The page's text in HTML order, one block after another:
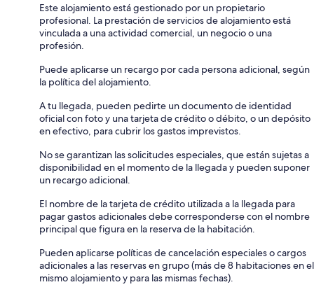
Este alojamiento está gestionado por un propietario
profesional. La prestación de servicios de alojamiento está
vinculada a una actividad comercial, un negocio o una
profesión.
Puede aplicarse un recargo por cada persona adicional, según
la política del alojamiento.
A tu llegada, pueden pedirte un documento de identidad
oficial con foto y una tarjeta de crédito o débito, o un depósito
en efectivo, para cubrir los gastos imprevistos.
No se garantizan las solicitudes especiales, que están sujetas a
disponibilidad en el momento de la llegada y pueden suponer
un recargo adicional.
El nombre de la tarjeta de crédito utilizada a la llegada para
pagar gastos adicionales debe corresponderse con el nombre
principal que figura en la reserva de la habitación.
Pueden aplicarse políticas de cancelación especiales o cargos
adicionales a las reservas en grupo (más de 8 habitaciones en el
mismo alojamiento y para las mismas fechas).